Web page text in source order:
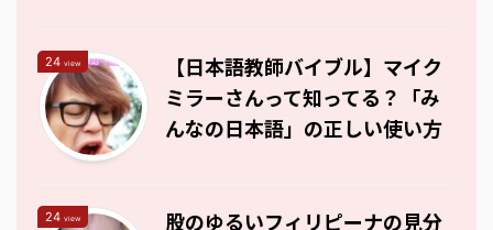
24 view
【日本語教師バイブル】マイク
ミラーさんって知ってる？「み
んなの日本語」の正しい使い方
24 view
股のゆるいフィリピーナの見分